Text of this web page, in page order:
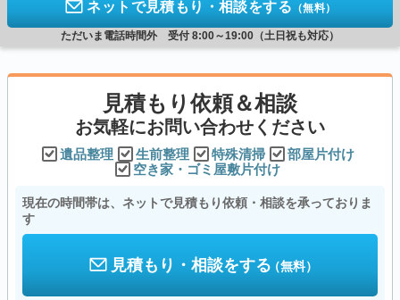
ネットで見積もり・相談をする （無料）
ただいま電話時間外 受付 8:00～19:00（土日祝も対応）
見積もり依頼＆相談
お気軽にお問い合わせください
遺品整理 生前整理 特殊清掃
部屋片付け
空き家・ゴミ屋敷片付け
現在の時間帯は、ネットで見積もり依頼・相談を承っておりま
す
見積もり・相談をする（無料）